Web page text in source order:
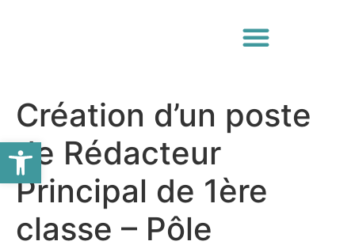
Création d’un poste
de Rédacteur
Principal de 1ère
classe – Pôle
Ouvrir la barre d’outils